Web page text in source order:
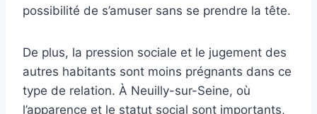
possibilité de s’amuser sans se prendre la tête.
De plus, la pression sociale et le jugement des
autres habitants sont moins prégnants dans ce
type de relation. À Neuilly-sur-Seine, où
l’apparence et le statut social sont importants,